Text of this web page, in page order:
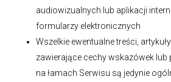
audiowizualnych lub aplikacji
formularzy elektronicznych
Wszelkie ewentualne treści,
zawierające cechy wskazówek lub
na łamach Serwisu są jedynie